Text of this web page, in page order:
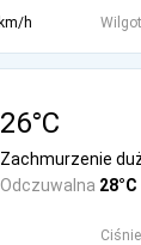
h
26°C
Odczuwalna 28°C
Zachmurzenie